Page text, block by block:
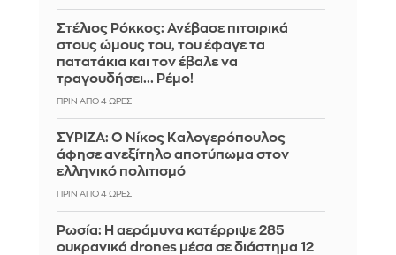
Στέλιος Ρόκκος: Ανέβασε πιτσιρικά
στους ώμους του, του έφαγε τα
πατατάκια και τον έβαλε να
τραγουδήσει... Ρέμο!
ΠΡΙΝ ΑΠΌ 4 ΏΡΕΣ
ΣΥΡΙΖΑ: Ο Νίκος Καλογερόπουλος
άφησε ανεξίτηλο αποτύπωμα στον
ελληνικό πολιτισμό
ΠΡΙΝ ΑΠΌ 4 ΏΡΕΣ
Ρωσία: Η αεράμυνα κατέρριψε 285
ουκρανικά drones μέσα σε διάστημα 12